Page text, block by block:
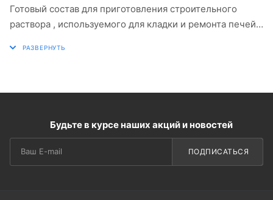
Готовый состав для приготовления строительного
раствора , используемого для кладки и ремонта печей
ПРИГОТОВЛЕНИЕ РАСТВОРА
Для получения готового раствора, необходимо 1 кг
Будьте в курсе наших акций и новостей
ПОДПИСАТЬСЯ